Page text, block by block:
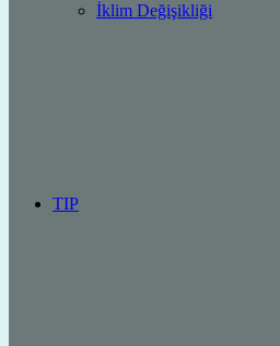
İklim Değişikliği
TIP